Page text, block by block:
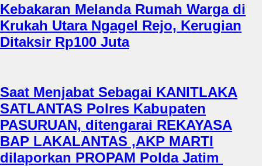
Kebakaran Melanda Rumah Warga di
Krukah Utara Ngagel Rejo, Kerugian
Ditaksir Rp100 Juta
Saat Menjabat Sebagai KANITLAKA
SATLANTAS Polres Kabupaten
PASURUAN, ditengarai REKAYASA
BAP LAKALANTAS ,AKP MARTI
dilaporkan PROPAM Polda Jatim